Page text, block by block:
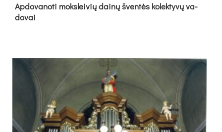
Ap­do­va­no­ti moks­lei­vių dai­nų šven­tės ko­lek­ty­vų va­
do­vai